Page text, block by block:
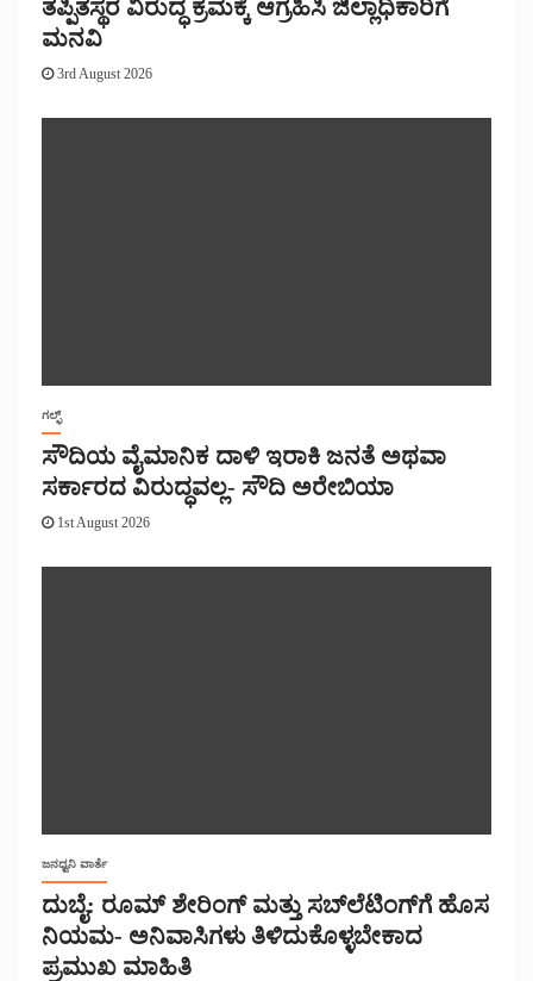
ತಪ್ಪಿತಸ್ಥರ ವಿರುದ್ಧ ಕ್ರಮಕ್ಕೆ ಆಗ್ರಹಿಸಿ ಜಿಲ್ಲಾಧಿಕಾರಿಗೆ
ಮನವಿ
3rd August 2026
ಗಲ್ಫ್
ಸೌದಿಯ ವೈಮಾನಿಕ ದಾಳಿ ಇರಾಕಿ ಜನತೆ ಅಥವಾ
ಸರ್ಕಾರದ ವಿರುದ್ಧವಲ್ಲ- ಸೌದಿ ಅರೇಬಿಯಾ
1st August 2026
ಜನಧ್ವನಿ ವಾರ್ತೆ
ದುಬೈ: ರೂಮ್ ಶೇರಿಂಗ್ ಮತ್ತು ಸಬ್‌ಲೆಟಿಂಗ್‌ಗೆ ಹೊಸ
ನಿಯಮ- ಅನಿವಾಸಿಗಳು ತಿಳಿದುಕೊಳ್ಳಬೇಕಾದ
ಪ್ರಮುಖ ಮಾಹಿತಿ